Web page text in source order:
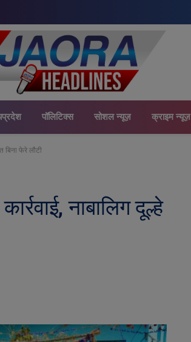
पॉलिटिक्स सोशल न्यूज़ क्राइम न्यूज़
बिना फेरे लौटी
नाबालिग दूल्हे